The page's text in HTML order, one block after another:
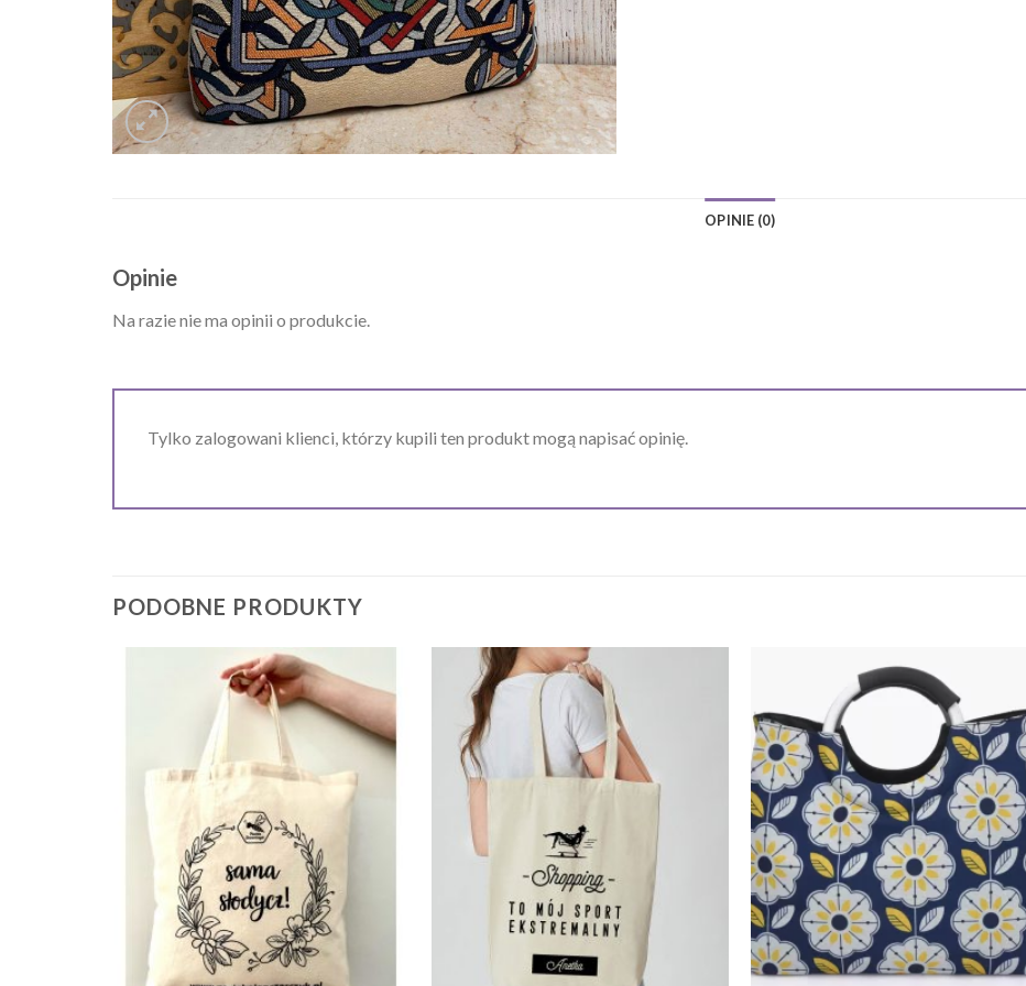
OPINIE (0)
Opinie
Na razie nie ma opinii o produkcie.
Tylko zalogowani klienci, którzy kupili ten produkt mogą napisać opinię.
PODOBNE PRODUKTY